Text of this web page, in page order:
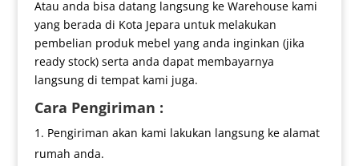
Atau anda bisa datang langsung ke Warehouse kami
yang berada di Kota Jepara untuk melakukan
pembelian produk mebel yang anda inginkan (jika
ready stock) serta anda dapat membayarnya
langsung di tempat kami juga.
Cara Pengiriman :
Pengiriman akan kami lakukan langsung ke alamat
rumah anda.